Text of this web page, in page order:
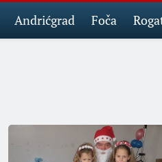
Andrićgrad Foča